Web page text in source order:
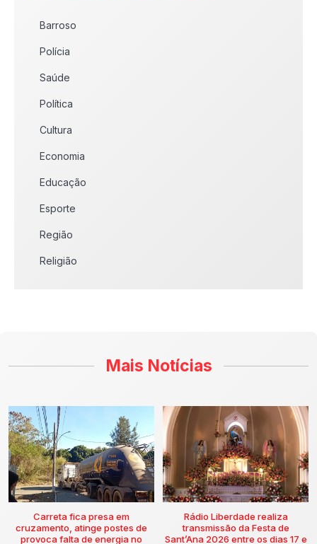
Barroso
Polícia
Saúde
Política
Cultura
Economia
Educação
Esporte
Região
Religião
Mais Notícias
Carreta fica presa em
cruzamento, atinge postes de
provoca falta de energia no
Rádio Liberdade realiza
transmissão da Festa de
Sant’Ana 2026 entre os dias 17 e